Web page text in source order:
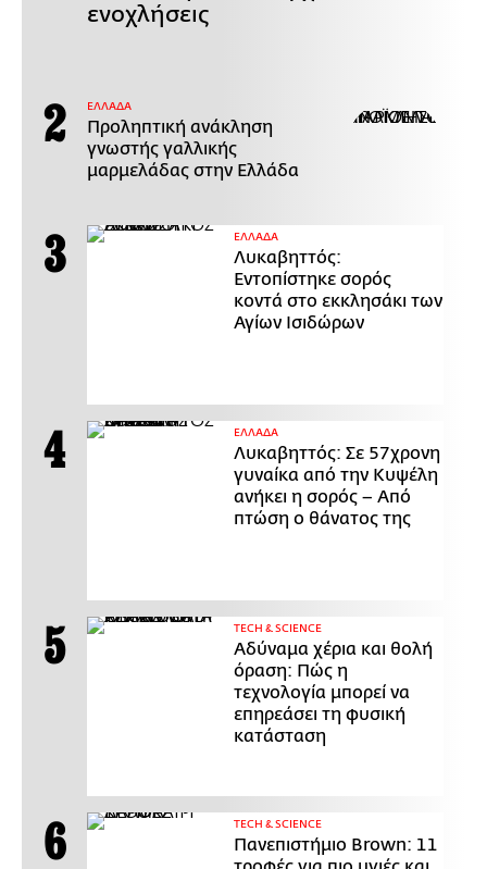
ενοχλήσεις
ΕΛΛΑΔΑ
Προληπτική ανάκληση
γνωστής γαλλικής
μαρμελάδας στην Ελλάδα
ΕΛΛΑΔΑ
Λυκαβηττός:
Εντοπίστηκε σορός
κοντά στο εκκλησάκι των
Αγίων Ισιδώρων
ΕΛΛΑΔΑ
Λυκαβηττός: Σε 57χρονη
γυναίκα από την Κυψέλη
ανήκει η σορός – Από
πτώση ο θάνατος της
ΤECH & SCIENCE
Αδύναμα χέρια και θολή
όραση: Πώς η
τεχνολογία μπορεί να
επηρεάσει τη φυσική
κατάσταση
ΤECH & SCIENCE
Πανεπιστήμιο Brown: 11